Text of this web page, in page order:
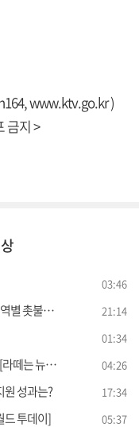
www.ktv.go.kr)
금지 >
03:46
집회 예고 21:14
01:34
뉴우스] 04:26
원 성과는? 17:34
드 투데이] 05:37